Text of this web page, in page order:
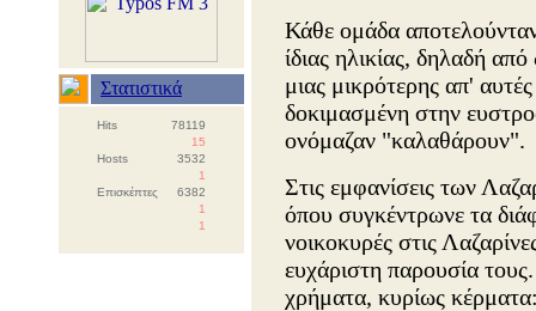
Στατιστικά
Hits
78119
15
Hosts
3532
1
Επισκέπτες
6382
1
1
Κάθε ομάδα
ίδιας ηλικίας, δηλαδή
μιας μικρότερης απ'
δοκιμασμένη στην
ονόμαζαν "καλαθάρουν".
Στις εμφανίσεις των
όπου συγκέντρωνε τα
νοικοκυρές στις
ευχάριστη παρουσία
χρήματα, κυρίως